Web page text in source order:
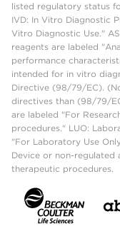
listed regulatory status
IVD: In Vitro Diagnostic
Vitro Diagnostic Use."
reagents are labeled
performance
intended for in vitro
Directive (98/79/EC).
directives than (98/79/
are labeled "For
procedures." LUO:
"For Laboratory Use
Device or non-
therapeutic procedures.